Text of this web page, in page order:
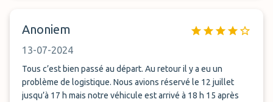
Anoniem
13-07-2024
Tous c’est bien passé au départ. Au retour il y a eu un
problème de logistique. Nous avions réservé le 12 juillet
jusqu’à 17 h mais notre véhicule est arrivé à 18 h 15 après